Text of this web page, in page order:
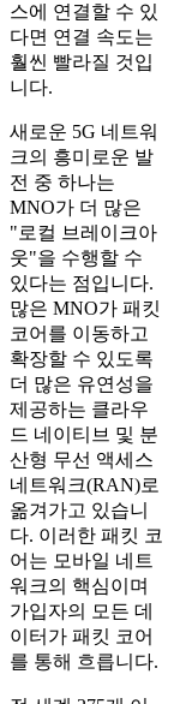
스에 연결할 수 있
다면 연결 속도는
훨씬 빨라질 것입
니다.
새로운 5G 네트워
크의 흥미로운 발
전 중 하나는
MNO가 더 많은
"로컬 브레이크아
웃"을 수행할 수
있다는 점입니다.
많은 MNO가 패킷
코어를 이동하고
확장할 수 있도록
더 많은 유연성을
제공하는 클라우
드 네이티브 및 분
산형 무선 액세스
네트워크(RAN)로
옮겨가고 있습니
다. 이러한 패킷 코
어는 모바일 네트
워크의 핵심이며
가입자의 모든 데
이터가 패킷 코어
를 통해 흐릅니다.